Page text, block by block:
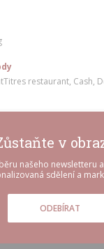
restaurant, Cash,
v
našeho newsletteru
sdělení a
ODEBÍRAT